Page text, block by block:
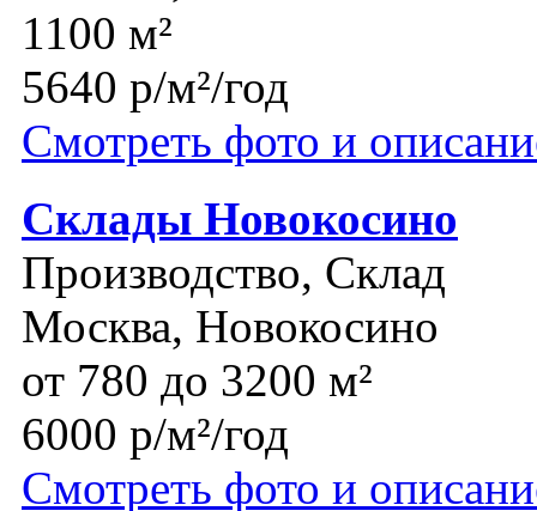
1100 м²
5640 р/м²/год
Смотреть фото и
Склады Новокосино
Производство, Склад
Москва, Новокосино
от 780 до 3200 м²
6000 р/м²/год
Смотреть фото и